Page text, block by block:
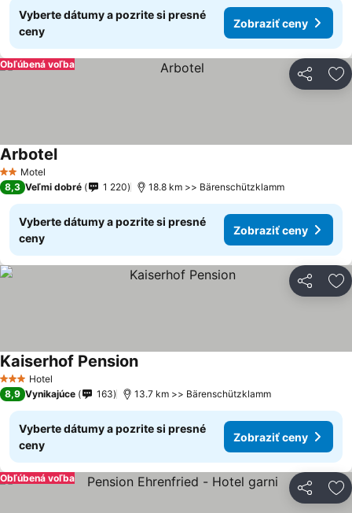
Vyberte dátumy a pozrite si presné
ceny
Zobraziť ceny
Zdieľať
Obľúbená voľba
2 Počet hviezdičiek
Motel
ArbotelZobraziť ceny
8,3 Veľmi dobré 1 220 18.8 km >> Bärenschützklamm
Vyberte dátumy a pozrite si presné
ceny
Zobraziť ceny
Zdieľať
3 Počet hviezdičiek
Hotel
Kaiserhof PensionZobraziť ceny
8,9 Vynikajúce 163 13.7 km >> Bärenschützklamm
Vyberte dátumy a pozrite si presné
ceny
Zobraziť ceny
Zdieľať
Obľúbená voľba